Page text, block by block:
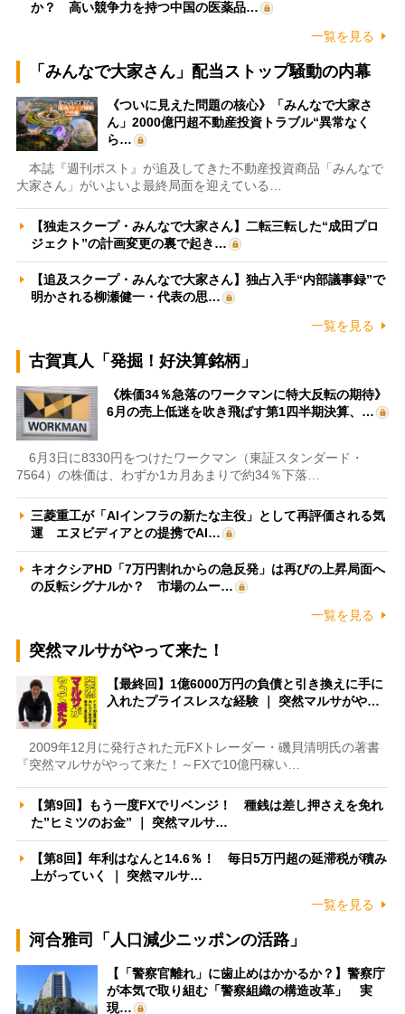
か？ 高い競争力を持つ中国の医薬品…
一覧を見る
「みんなで大家さん」配当ストップ騒動の内幕
《ついに見えた問題の核心》「みんなで大家さ
ん」2000億円超不動産投資トラブル“異常なく
ら…
本誌『週刊ポスト』が追及してきた不動産投資商品「みんなで
大家さん」がいよいよ最終局面を迎えている…
【独走スクープ・みんなで大家さん】二転三転した“成田プロ
ジェクト”の計画変更の裏で起き…
【追及スクープ・みんなで大家さん】独占入手“内部議事録”で
明かされる柳瀬健一・代表の思…
一覧を見る
古賀真人「発掘！好決算銘柄」
《株価34％急落のワークマンに特大反転の期待》
6月の売上低迷を吹き飛ばす第1四半期決算、…
6月3日に8330円をつけたワークマン（東証スタンダード・
7564）の株価は、わずか1カ月あまりで約34％下落…
三菱重工が「AIインフラの新たな主役」として再評価される気
運 エヌビディアとの提携でAI…
キオクシアHD「7万円割れからの急反発」は再びの上昇局面へ
の反転シグナルか？ 市場のムー…
一覧を見る
突然マルサがやって来た！
【最終回】1億6000万円の負債と引き換えに手に
入れたプライスレスな経験 ｜ 突然マルサがや…
2009年12月に発行された元FXトレーダー・磯貝清明氏の著書
『突然マルサがやって来た！～FXで10億円稼い…
【第9回】もう一度FXでリベンジ！ 種銭は差し押さえを免れ
た”ヒミツのお金” ｜ 突然マルサ…
【第8回】年利はなんと14.6％！ 毎日5万円超の延滞税が積み
上がっていく ｜ 突然マルサ…
一覧を見る
河合雅司「人口減少ニッポンの活路」
【「警察官離れ」に歯止めはかかるか？】警察庁
が本気で取り組む「警察組織の構造改革」 実
現…